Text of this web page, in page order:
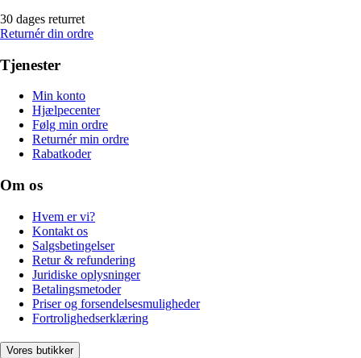
30 dages returret
Returnér din ordre
Tjenester
Min konto
Hjælpecenter
Følg min ordre
Returnér min ordre
Rabatkoder
Om os
Hvem er vi?
Kontakt os
Salgsbetingelser
Retur & refundering
Juridiske oplysninger
Betalingsmetoder
Priser og forsendelsesmuligheder
Fortrolighedserklæring
Vores butikker